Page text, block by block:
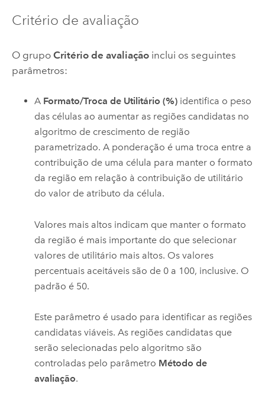
Critério de avaliação
O grupo Critério de avaliaçãoinclui os seguintes
parâmetros:
A Formato/Troca de Utilitário (%) identifica o peso
das células ao aumentar as regiões candidatas no
algoritmo de crescimento de região
parametrizado. A ponderação é uma troca entre a
contribuição de uma célula para manter o formato
da região em relação à contribuição de utilitário
do valor de atributo da célula.
Valores mais altos indicam que manter o formato
da região é mais importante do que selecionar
valores de utilitário mais altos. Os valores
percentuais aceitáveis são de 0 a 100, inclusive. O
padrão é 50.
Este parâmetro é usado para identificar as regiões
candidatas viáveis. As regiões candidatas que
serão selecionadas pelo algoritmo são
controladas pelo parâmetro Método de
avaliação.